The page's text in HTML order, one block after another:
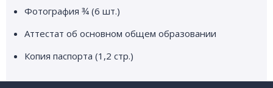
Фотография ¾ (6 шт.)
Аттестат об основном общем образовании
Копия паспорта (1,2 стр.)